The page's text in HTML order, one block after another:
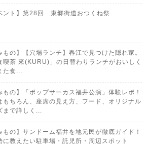
ント】第28回 東郷街道おつくね祭
もの】【穴場ランチ】春江で見つけた隠れ家。
喫茶 來(KURU)」の日替わりランチがおいしく
た食...
もの】「ポップサーカス福井公演」体験レポ！
もちろん、座席の見え方、フード、オリジナル
まで詳しく...
もの】サンドーム福井を地元民が徹底ガイド！
に教えたい駐車場・託児所・周辺スポット